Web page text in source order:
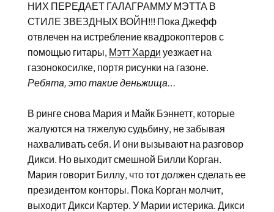
НИХ ПЕРЕДАЕТ ГАЛАГРАММУ МЭТТА В
СТИЛЕ ЗВЕЗДНЫХ ВОЙН!!! Пока Джефф
отвлечен на истребление квадрокоптеров с
помощью гитары, Мэтт Харди уезжает на
газонокосилке, портя рисунки на газоне.
Ребята, это такие деньжища…
В ринге снова Мария и Майк Бэннетт, которые
жалуются на тяжелую судьбину, не забывая
нахваливать себя. И они вызывают на разговор
Дикси. Но выходит смешной Билли Корган.
Мария говорит Биллу, что тот должен сделать ее
президентом конторы. Пока Корган молчит,
выходит Дикси Картер. У Марии истерика. Дикси